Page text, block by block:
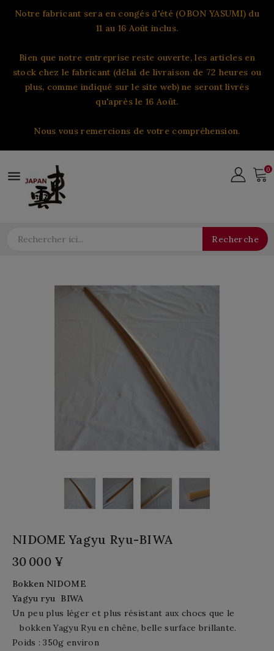
Notre fabricant sera en congés d'été (OBON YASUMI) du
11 au 16 Août inclus.
Bien que notre entreprise reste ouverte, les articles en
stock chez le fabricant (délai de livraison de 72 heures ou
plus, comme indiqué sur le site web) ne seront livrés
qu'après le 16 Août.
Nous vous remercions de votre compréhension.
 0
Recherche
NIDOME Yagyu Ryu-BIWA
30 000 ¥
Bokken NIDOME
Yagyu ryu BIWA
Un peu plus léger et plus résistant aux chocs que le
bokkenYagyu Ryu en chêne,belle surface brillante.
Poids : 350g environ